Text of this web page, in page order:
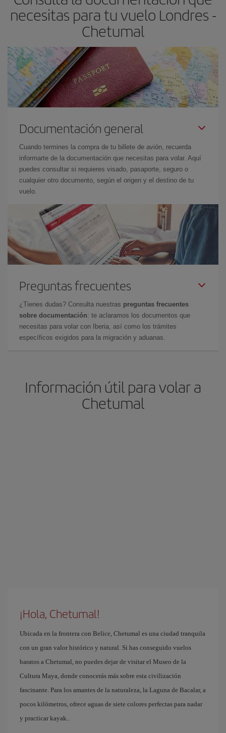
necesitas para tu vuelo Londres -
Chetumal
Documentación general
Cuando termines la compra de tu billete de avión, recuerda
informarte de la documentación que necesitas para volar. Aquí
puedes consultar si requieres visado, pasaporte, seguro o
cualquier otro documento, según el origen y el destino de tu
vuelo.
Preguntas frecuentes
¿Tienes dudas? Consulta nuestras preguntas frecuentes
sobre documentación: te aclaramos los documentos que
necesitas para volar con Iberia, así como los trámites
específicos exigidos para la migración y aduanas.
Información útil para volar a
Chetumal
¡Hola, Chetumal!
Ubicada en la frontera con Belice, Chetumal es una ciudad tranquila
con un gran valor histórico y natural. Si has conseguido vuelos
baratos a Chetumal, no puedes dejar de visitar el Museo de la
Cultura Maya, donde conocerás más sobre esta civilización
fascinante. Para los amantes de la naturaleza, la Laguna de Bacalar, a
pocos kilómetros, ofrece aguas de siete colores perfectas para nadar
y practicar kayak..